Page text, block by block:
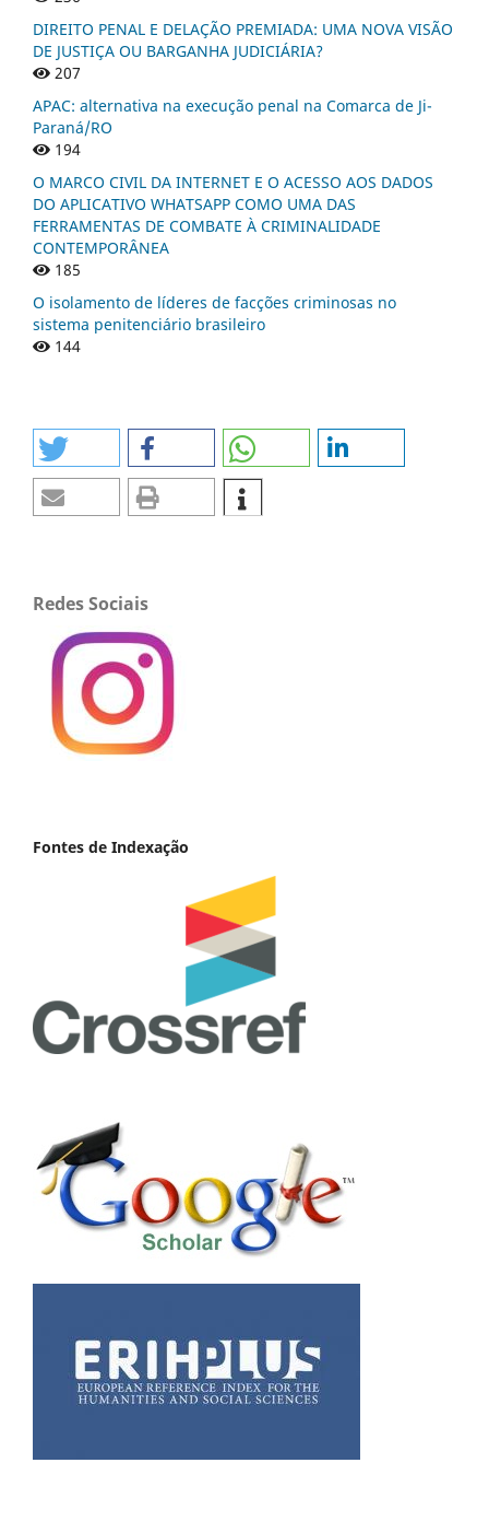
DIREITO PENAL E DELAÇÃO PREMIADA: UMA NOVA VISÃO
DE JUSTIÇA OU BARGANHA JUDICIÁRIA?
207
APAC: alternativa na execução penal na Comarca de Ji-
Paraná/RO
194
O MARCO CIVIL DA INTERNET E O ACESSO AOS DADOS
DO APLICATIVO WHATSAPP COMO UMA DAS
FERRAMENTAS DE COMBATE À CRIMINALIDADE
CONTEMPORÂNEA
185
O isolamento de líderes de facções criminosas no
sistema penitenciário brasileiro
144
Redes Sociais
Fontes de Indexação